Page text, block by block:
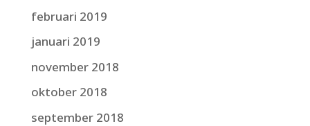
februari 2019
januari 2019
november 2018
oktober 2018
september 2018